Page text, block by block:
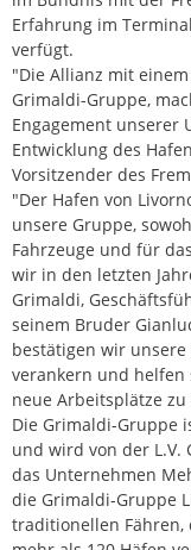
Erfahrung im
verfügt.
"Die Allianz mit
Grimaldi-Gruppe,
Engagement unserer
Entwicklung des
Vorsitzender des
"Der Hafen von
unsere Gruppe,
Fahrzeuge und für
wir in den letzten
Grimaldi,
seinem Bruder
bestätigen wir
verankern und helfen
neue Arbeitsplätze
Die Grimaldi-Gruppe
und wird von der L.V.
das Unternehmen
die Grimaldi-Gruppe
traditionellen